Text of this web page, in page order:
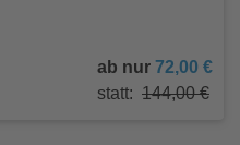
ab nur 72,00 €
statt: 144,00 €